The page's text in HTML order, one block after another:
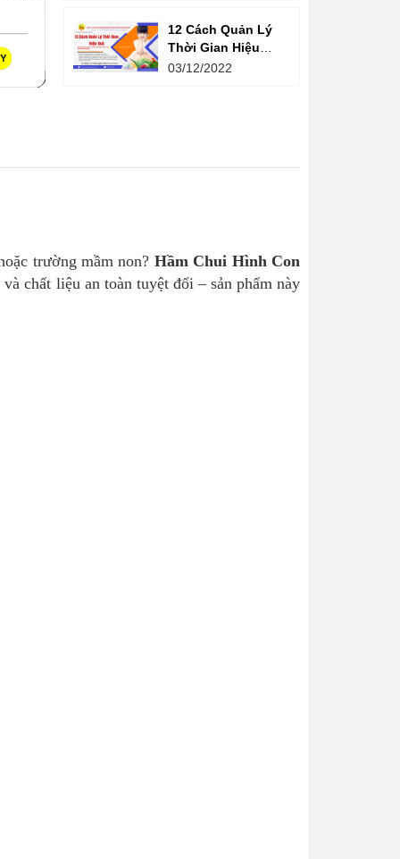
năng lượng
12 Cách Quản Lý
Thời Gian Hiệu
Quả - 4 phương
03/12/2022
trường mầm non? Hầm Chui Hình Con
chất liệu an toàn tuyệt đối – sản phẩm này